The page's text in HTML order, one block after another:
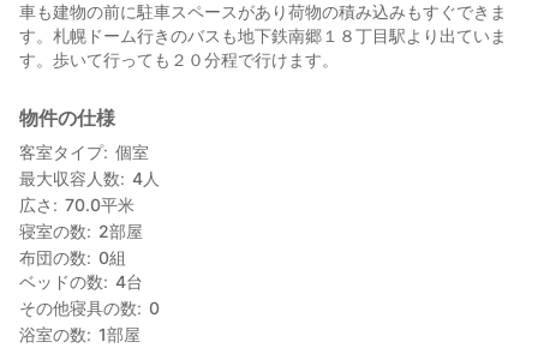
車も建物の前に駐車スペースがあり荷物の積み込みもすぐできま
す。札幌ドーム行きのバスも地下鉄南郷１８丁目駅より出ていま
す。歩いて行っても２０分程で行けます。
物件の仕様
客室タイプ 個室
最大収容人数
4人
広さ
70.0平米
寝室の数
2部屋
布団の数
0組
ベッドの数
4台
その他寝具の数
0
浴室の数
1部屋